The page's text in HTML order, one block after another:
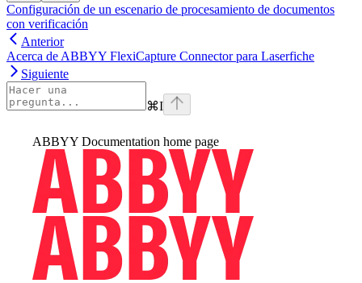
Configuración de un escenario de procesamiento de documentos
con verificación
Anterior
Acerca de ABBYY FlexiCapture Connector para Laserfiche
Siguiente
⌘I
ABBYY Documentation home page